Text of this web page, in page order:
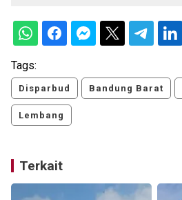
Tags:
Disparbud Bandung Barat
Lembang
Terkait